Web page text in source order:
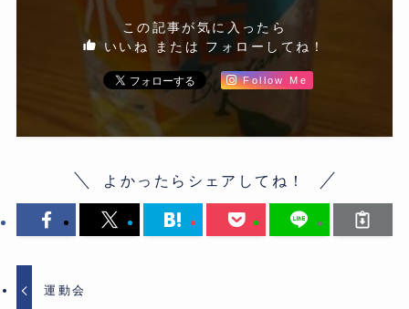
この記事が気に入ったら
いいね または フォローしてね！
Follow Me
よかったらシェアしてね！
運動会